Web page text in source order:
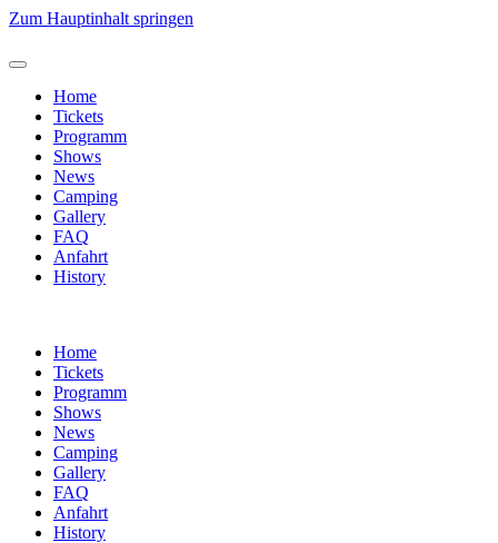
Zum Hauptinhalt springen
Home
Tickets
Programm
Shows
News
Camping
Gallery
FAQ
Anfahrt
History
Home
Tickets
Programm
Shows
News
Camping
Gallery
FAQ
Anfahrt
History